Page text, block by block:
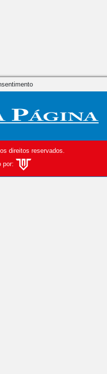
direitos reservados.
por: